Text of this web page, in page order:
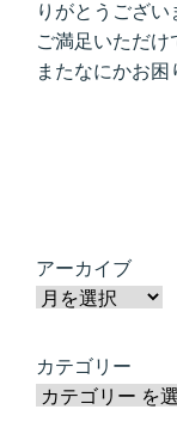
りがとうござい
ご満足いただけ
またなにかお困
アーカイブ
カテゴリー